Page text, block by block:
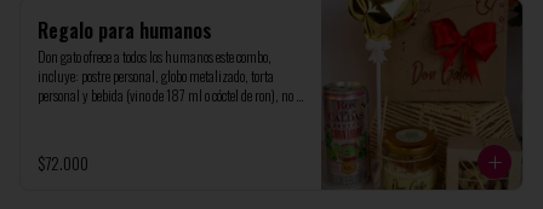
Regalo para humanos
Don gato ofrece a todos los humanos este combo,
incluye: postre personal, globo metalizado, torta
personal y bebida (vino de 187 ml o cóctel de ron), no
$72.000